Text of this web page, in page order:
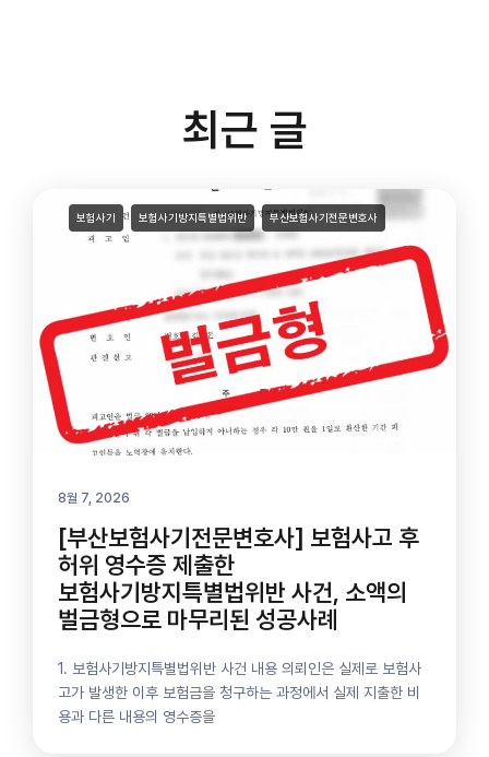
최근 글
보험사기 보험사기방지특별법위반 부산보험사기전문변호사
8월 7, 2026
[부산보험사기전문변호사] 보험사고 후
허위 영수증 제출한
보험사기방지특별법위반 사건, 소액의
벌금형으로 마무리된 성공사례
1. 보험사기방지특별법위반 사건 내용 의뢰인은 실제로 보험사
고가 발생한 이후 보험금을 청구하는 과정에서 실제 지출한 비
용과 다른 내용의 영수증을